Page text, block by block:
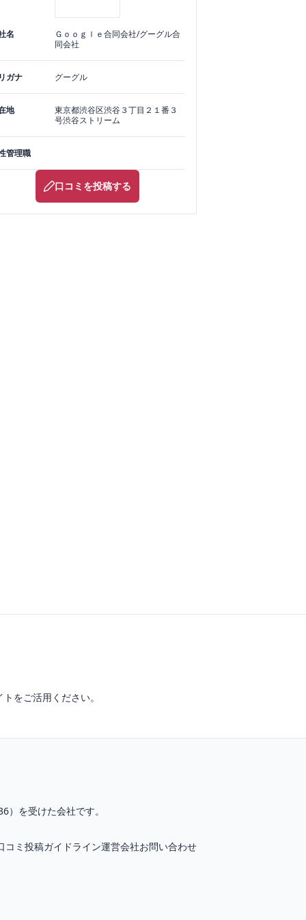
名
Ｇｏｏｇｌｅ合同会社/グーグル合
同会社
ガナ グーグル
地 東京都渋谷区渋谷３丁目２１番３
号渋谷ストリーム
管理職
口コミを投稿する
をご活用ください。
）を受けた会社です。
コミ投稿ガイドライン運営会社お問い合わせ